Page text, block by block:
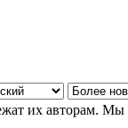
их авторам. Мы